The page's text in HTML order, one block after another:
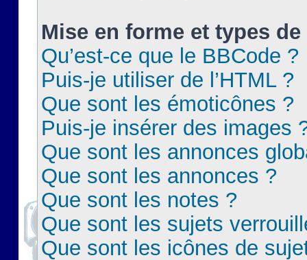
Mise en forme et types
Qu’est-ce que le BBCode ?
Puis-je utiliser de l’HTML ?
Que sont les émoticônes ?
Puis-je insérer des images
Que sont les annonces
Que sont les annonces ?
Que sont les notes ?
Que sont les sujets
Que sont les icônes de